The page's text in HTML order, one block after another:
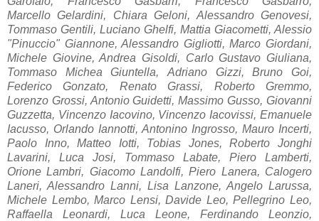
Marcello Gelardini, Chiara Geloni, Alessandro Genovesi,
Tommaso Gentili, Luciano Ghelfi, Mattia Giacometti, Alessio
"Pinuccio" Giannone, Alessandro Gigliotti, Marco Giordani,
Michele Giovine, Andrea Gisoldi, Carlo Gustavo Giuliana,
Tommaso Michea Giuntella,Adriano Gizzi, Bruno Goi,
Federico Gonzato, Renato Grassi, Roberto Gremmo,
Lorenzo Grossi, Antonio Guidetti, Massimo Gusso, Giovanni
Guzzetta, Vincenzo Iacovino, Vincenzo Iacovissi, Emanuele
Iacusso, Orlando Iannotti, Antonino Ingrosso, Mauro Incerti,
Paolo Inno, Matteo Iotti, Tobias Jones, Roberto Jonghi
Lavarini, Luca Josi, Tommaso Labate, Piero Lamberti,
Orione Lambri, Giacomo Landolfi, Piero Lanera, Calogero
Laneri, Alessandro Lanni, Lisa Lanzone, Angelo Larussa,
Michele Lembo, Marco Lensi, Davide Leo, Pellegrino Leo,
Raffaella Leonardi, Luca Leone, Ferdinando Leonzio,